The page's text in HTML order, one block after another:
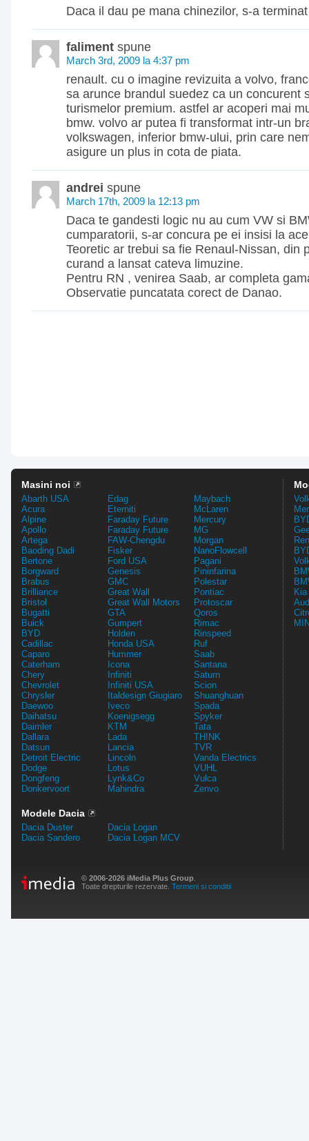
Daca il dau pe mana chinezilor, s-a
faliment spune
March 3rd, 2009 la 4:37 pm
renault. cu o imagine revizuita a volvo,
sa arunce brandul suedez ca un concurent
turismelor premium. astfel ar acoperi mai
bmw. volvo ar putea fi transformat intr-un
volkswagen, inferior bmw-ului, prin care
asigure un plus in cota de piata.
andrei spune
March 17th, 2009 la 12:13 pm
Daca te gandesti logic nu au cum VW si
cumparatorii, s-ar concura pe ei insisi la
Teoretic ar trebui sa fie Renaul-Nissan, din
curand a lansat cateva limuzine.
Pentru RN , venirea Saab, ar completa
Observatie puncatata corect de Danao.
Masini noi
Abarth USA
Acura
Alpine
Apollo
Artega
Baoding Dadi
Bertone
Borgward
Brabus
Brilliance
Bristol
Bugatti
Buick
BYD
Cadillac
Caparo
Caterham
Chery
Chevrolet
Chrysler
Daewoo
Daihatsu
Daimler
Dallara
Datsun
Detroit Electric
Dodge
Dongfeng
Donkervoort
Edag
Eterniti
Faraday Future
Faraday Future
FAW-Chengdu
Fisker
Ford USA
Genesis
GMC
Great Wall
Great Wall Motors
GTA
Gumpert
Holden
Honda USA
Hummer
Icona
Infiniti
Infiniti USA
Italdesign Giugiaro
Iveco
Koenigsegg
KTM
Lada
Lancia
Lincoln
Lotus
Lynk&Co
Mahindra
Maybach
McLaren
Mercury
MG
Morgan
NanoFlowcell
Pagani
Pininfarina
Polestar
Pontiac
Protoscar
Qoros
Rimac
Rinspeed
Ruf
Saab
Santana
Saturn
Scion
Shuanghuan
Spada
Spyker
Tata
TH!NK
TVR
Vanda Electrics
VUHL
Vulca
Zenvo
Modele Dacia
Dacia Duster
Dacia Sandero
Dacia Logan
Dacia Logan MCV
© 2006-2026 iMedia Plus Group
Toate drepturile rezervate. Termeni si conditii